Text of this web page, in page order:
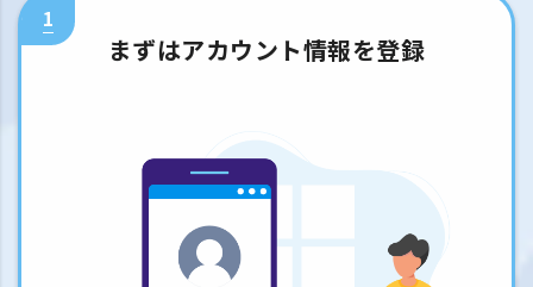
1
まずはアカウント情報を登録